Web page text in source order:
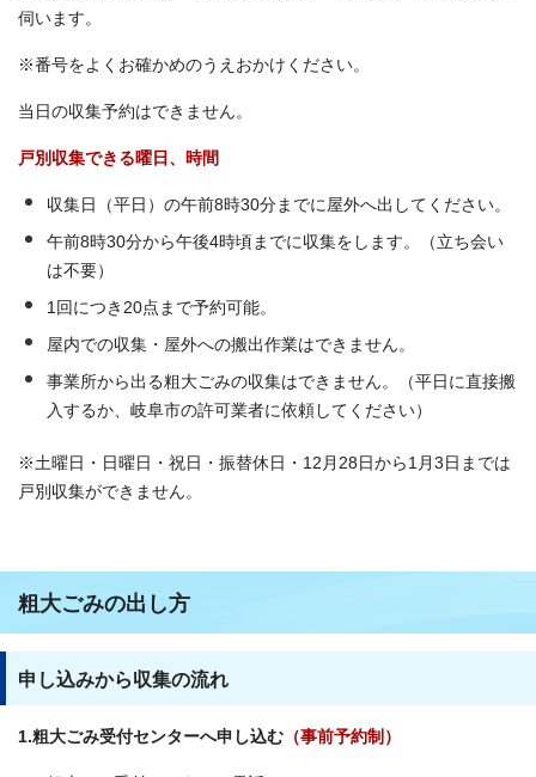
伺います。
※番号をよくお確かめのうえおかけください。
当日の収集予約はできません。
戸別収集できる曜日、時間
収集日（平日）の午前8時30分までに屋外へ出してください。
午前8時30分から午後4時頃までに収集をします。（立ち会い
は不要）
1回につき20点まで予約可能。
屋内での収集・屋外への搬出作業はできません。
事業所から出る粗大ごみの収集はできません。（平日に直接搬
入するか、岐阜市の許可業者に依頼してください）
※土曜日・日曜日・祝日・振替休日・12月28日から1月3日までは
戸別収集ができません。
粗大ごみの出し方
申し込みから収集の流れ
1.粗大ごみ受付センターへ申し込む （事前予約制）